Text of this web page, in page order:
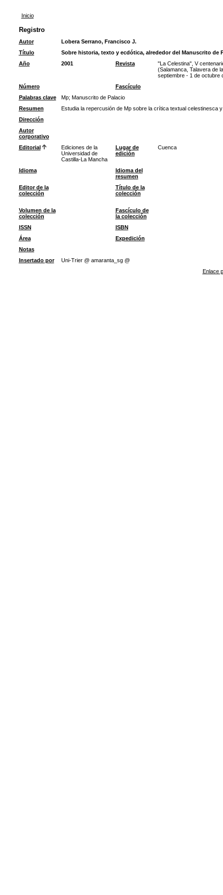
Inicio
Registro
Autor
Lobera Serrano, Francisco J.
Título
Sobre historia, texto y ecdótica, alrededor del Manuscrito de
Año
2001 Revista
"La Celestina", V
(Salamanca, Talavera de
septiembre - 1 de octubre
Número
Fascículo
Palabras clave
Mp; Manuscrito de Palacio
Resumen
Estudia la repercusión de Mp sobre la crítica textual celestinesca
Dirección
Autor
corporativo
Editorial
Ediciones de la
Universidad de
Castilla-La Mancha
Lugar de
edición
Cuenca
Idioma
Idioma del
resumen
Editor de la
colección
Título de la
colección
Volumen de la
colección
Fascículo de
la colección
ISSN
ISBN
Área
Expedición
Notas
Insertado por
Uni-Trier @ amaranta_sg @
Enlace